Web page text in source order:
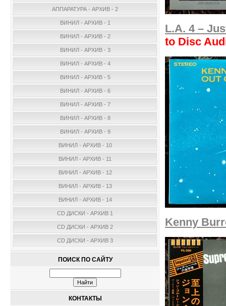
АППАРАТУРА - АРХИВ - 2
ВИНИЛ - АРХИВ - 1
ВИНИЛ - АРХИВ - 2
ВИНИЛ - АРХИВ - 3
ВИНИЛ - АРХИВ - 4
ВИНИЛ - АРХИВ - 5
ВИНИЛ - АРХИВ - 6
ВИНИЛ - АРХИВ - 7
ВИНИЛ - АРХИВ - 8
ВИНИЛ - АРХИВ - 9
ВИНИЛ - АРХИВ - 10
ВИНИЛ - АРХИВ - 11
ВИНИЛ - АРХИВ - 12
ВИНИЛ - АРХИВ - 13
ВИНИЛ - АРХИВ - 14
CD ДИСКИ - АРХИВ 1
CD ДИСКИ - АРХИВ 2
CD ДИСКИ - АРХИВ 3
ПОИСК ПО САЙТУ
КОНТАКТЫ
L.A. 4 –
to Disc
Kenny